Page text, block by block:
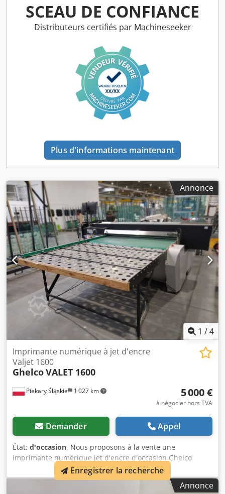
SCEAU DE CONFIANCE
Distributeurs certifiés par Machineseeker
Plus d'informations maintenant
Annonce
1 /4
Piekary Śląskie 1 027 km
Imprimante numérique à jet d'encre
Valjet 1600
GhelcoVALET 1600
5 000 €
à négocier hors TVA
Demander Appel
État: d'occasion, Nous proposons à la vente une
imprimante numérique jet d'encre d'occasion Ghelco
VALJET 1600. Imprimante adaptée à l'impression sur des
surfaces planes telles que le verre, le métal, le bois ou le
plastique. Largeur d'impression maximale : 1,6 m.Annonce
Enregistrer la recherche